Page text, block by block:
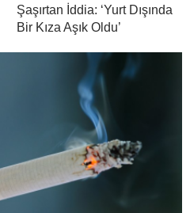
Şaşırtan İddia: ‘Yurt Dışında
Bir Kıza Aşık Oldu’